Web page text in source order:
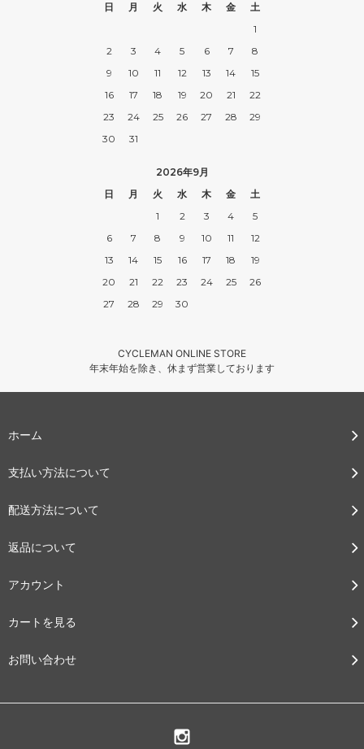
日
月 火 水 木 金
土
1
2
3 4 5 6 7
8
9
10 11 12 13 14
15
16
17 18 19 20 21
22
23
24 25 26 27 28
29
30
31
2026年9月
日
月 火 水 木 金
土
1
2 3 4
5
6
7 8 9 10 11
12
13
14 15 16 17 18
19
20
21 22 23 24 25
26
27
28 29 30
CYCLEMAN ONLINE STORE
年末年始を除き、休まず営業しております
ホーム
支払い方法について
配送方法について
返品について
アカウント
カートを見る
お問い合わせ